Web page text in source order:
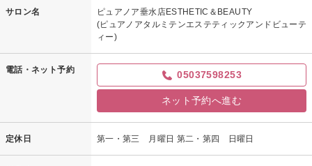
サロン名
ピュアノア垂水店ESTHETIC＆BEAUTY
(ピュアノアタルミテンエステティックアンドビューテ
ィー)
電話・ネット予約 05037598253
ネット予約へ進む
定休日 第一・第三 月曜日 第二・第四 日曜日